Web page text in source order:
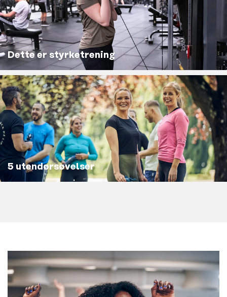
Dette er styrketrening
5 utendørsøvelser